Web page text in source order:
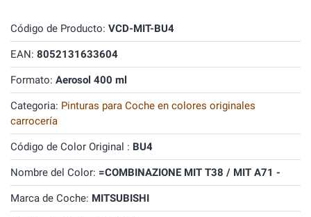
Código de Producto: VCD-MIT-BU4
EAN: 8052131633604
Formato: Aerosol 400 ml
Categoria: Pinturas para Coche en colores originales
carrocería
Código de Color Original : BU4
Nombre del Color: =COMBINAZIONE MIT T38 / MIT A71 -
Marca de Coche: MITSUBISHI